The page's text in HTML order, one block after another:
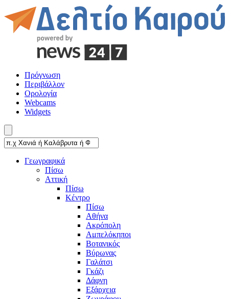
Πρόγνωση
Περιβάλλον
Ορολογία
Webcams
Widgets
Γεωγραφικά
Πίσω
Αττική
Πίσω
Κέντρο
Πίσω
Αθήνα
Ακρόπολη
Αμπελόκηποι
Βοτανικός
Βύρωνας
Γαλάτσι
Γκάζι
Δάφνη
Εξάρχεια